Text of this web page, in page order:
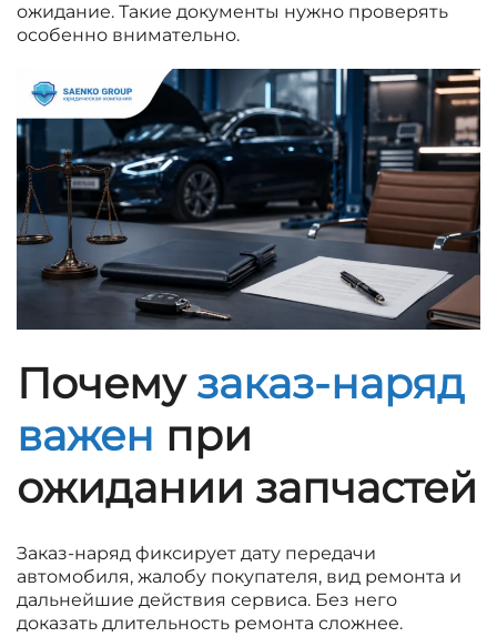
ожидание. Такие документы нужно проверять
особенно внимательно.
Почемузаказ-наряд
важен при
ожидании запчастей
Заказ-наряд фиксирует дату передачи
автомобиля, жалобу покупателя, вид ремонта и
дальнейшие действия сервиса. Без него
доказать длительность ремонта сложнее.